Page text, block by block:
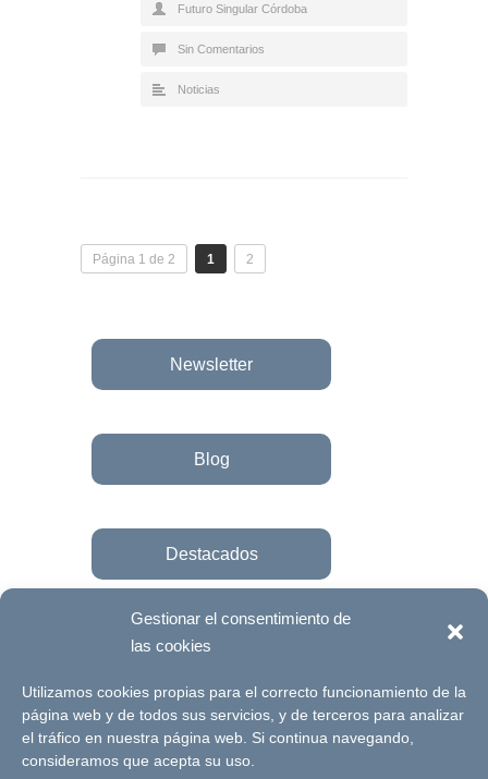
Gestionar el consentimiento de
las cookies
Utilizamos cookies propias para el correcto funcionamiento de la
página web y de todos sus servicios, y de terceros para analizar
el tráfico en nuestra página web. Si continua navegando,
consideramos que acepta su uso.
Futuro Singular Córdoba
Sin Comentarios
Noticias
Página 1 de 2 1 2
Newsletter
Blog
Destacados
Únete a la fundación
© Futuro Singular Córdoba 2017. Web
desarrollada por